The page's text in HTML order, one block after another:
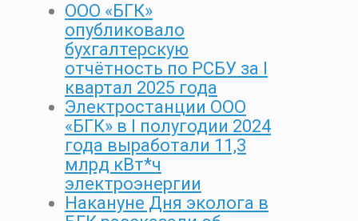
ООО «БГК»
опубликовало
бухгалтерскую
отчётность по РСБУ за I
квартал 2025 года
Электростанции ООО
«БГК» в I полугодии 2024
года выработали 11,3
млрд кВт*ч
электроэнергии
Накануне Дня эколога в